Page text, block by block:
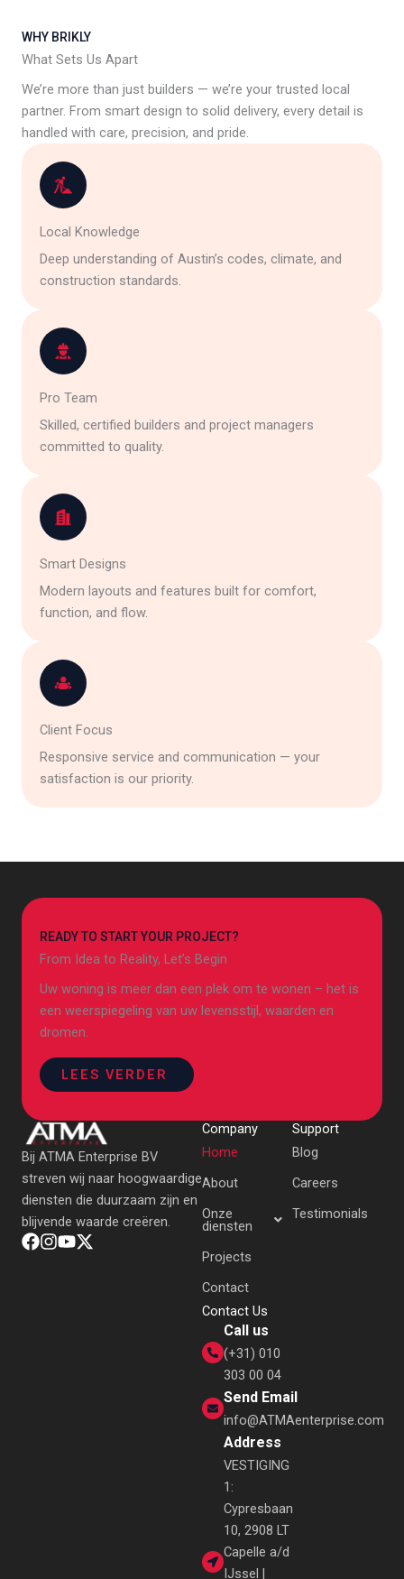
Local Knowledge
Deep understanding of Austin’s codes, climate, and
construction standards.
Pro Team
Skilled, certified builders and project managers
committed to quality.
Smart Designs
Modern layouts and features built for comfort,
function, and flow.
Client Focus
Responsive service and communication — your
satisfaction is our priority.
WHY BRIKLY
What Sets Us Apart
We’re more than just builders — we’re your trusted local
partner. From smart design to solid delivery, every detail is
handled with care, precision, and pride.
READY TO START YOUR PROJECT?
From Idea to Reality, Let’s Begin
Uw woning is meer dan een plek om te wonen – het is
een weerspiegeling van uw levensstijl, waarden en
dromen.
LEES VERDER
Bij ATMA Enterprise BV
streven wij naar hoogwaardige
diensten die duurzaam zijn en
blijvende waarde creëren.
Company
Home
About
Onze
diensten
Projects
Contact
Support
Blog
Careers
Testimonials
Contact Us
Call us
(+31) 010
303 00 04
Send Email
info@ATMAenterprise.com
Address
VESTIGING
1:
Cypresbaan
10, 2908 LT
Capelle a/d
IJssel |